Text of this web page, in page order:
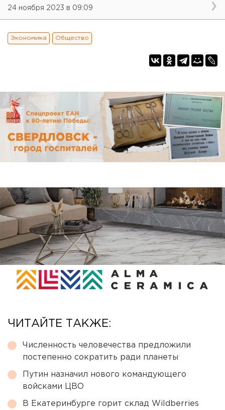
24 ноября 2023 в 09:09
Экономика Общество
ЧИТАЙТЕ ТАКЖЕ:
Численность человечества предложили
постепенно сократить ради планеты
Путин назначил нового командующего
войсками ЦВО
В Екатеринбурге горит склад Wildberries